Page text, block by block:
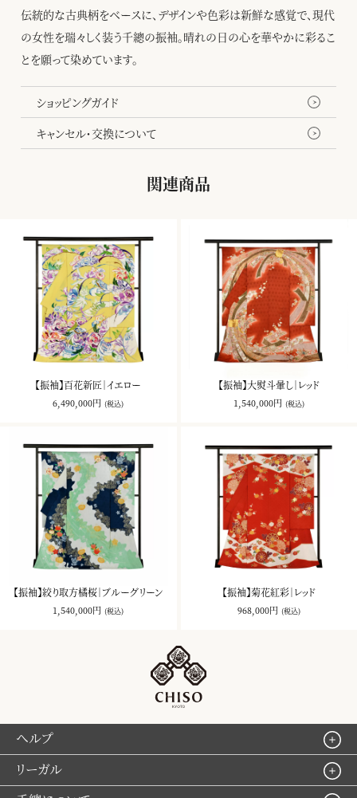
伝統的な古典柄をベースに、デザインや色彩は新鮮な感覚で、現代
の女性を瑞々しく装う千總の振袖。晴れの日の心を華やかに彩るこ
とを願って染めています。
ショッピングガイド
キャンセル・交換について
関連商品
【振袖】百花新匠｜イエロー
6,490,000円 (税込)
【振袖】大熨斗暈し｜レッド
1,540,000円 (税込)
【振袖】絞り取方橘桜｜ブルーグリーン
1,540,000円 (税込)
【振袖】菊花紅彩｜レッド
968,000円 (税込)
ヘルプ
リーガル